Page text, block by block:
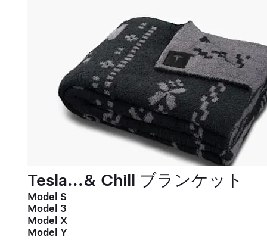
Tesla...& Chill ブランケット
Model S
Model 3
Model X
Model Y